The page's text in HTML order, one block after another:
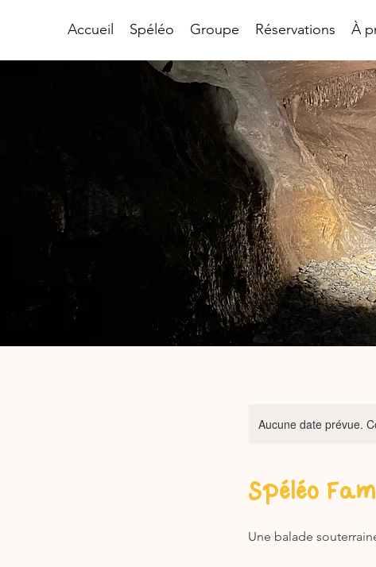
Accueil Spéléo Groupe Réservations À
Aucune date prévue.
Spéléo
Une balade